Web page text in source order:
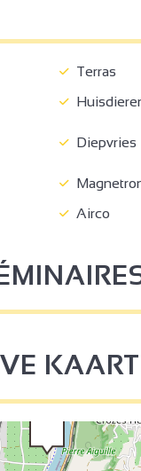
Terras
Diepvries
Airco
KAART
3